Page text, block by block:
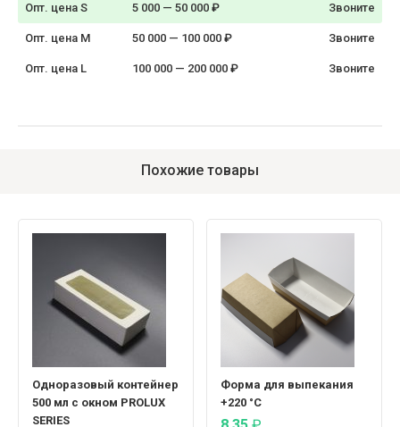
Опт. цена S 5 000 — 50 000 ₽ Звоните
Опт. цена M 50 000 — 100 000 ₽ Звоните
Опт. цена L 100 000 — 200 000 ₽ Звоните
Похожие товары
Одноразовый контейнер
500 мл с окном PROLUX
SERIES
Форма для выпекания
+220 °C